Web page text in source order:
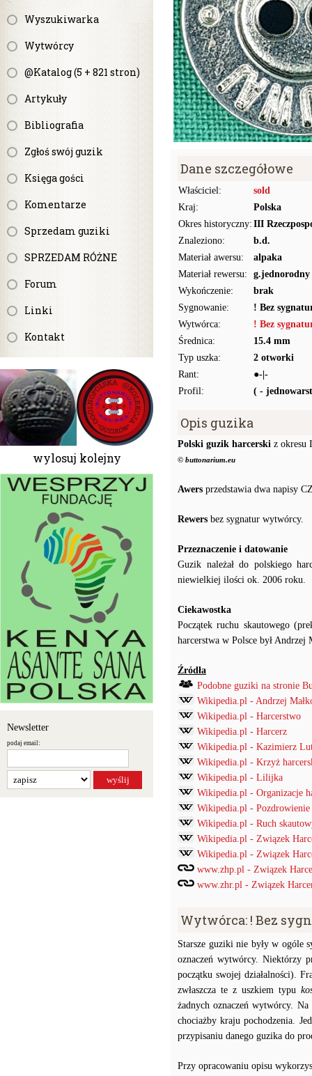
Wyszukiwarka
Wytwórcy
@Katalog (5 + 821 stron)
Artykuły
Bibliografia
Zgłoś swój guzik
Księga gości
Komentarze
Sprzedam guziki
SPRZEDAM RÓŻNE
Forum
Linki
Kontakt
wylosuj kolejny
Newsletter
podaj email:
Dane szczegółowe
Właściciel:
sold
Kraj:
Polska
Okres historyczny: III
Znaleziono:
b.d.
Materiał awersu:
alpaka
Materiał rewersu:
g.jednorodny
Wykończenie:
brak
Sygnowanie:
! Bez
Wytwórca:
! Bez
Średnica:
15.4 mm
Typ uszka:
2 otworki
Rant:
●-|-
Profil:
( -
Opis guzika
Polski guzik harcerski z okresu
© buttonarium.eu
Awers przedstawia dwa napisy
Rewers bez sygnatur wytwórcy.
Przeznaczenie i datowanie
Guzik należał do polskiego
niewielkiej ilości ok. 2006 roku.
Ciekawostka
Początek ruchu skautowego
harcerstwa w Polsce był Andrzej
Źródła
Podobne guziki na stronie
Wikipedia.pl - Andrzej
Wikipedia.pl - Harcerstwo
Wikipedia.pl - Harcerz
Wikipedia.pl - Kazimierz
Wikipedia.pl - Krzyż
Wikipedia.pl - Lilijka
Wikipedia.pl - Organizacje
Wikipedia.pl - Pozdrowienie
Wikipedia.pl - Ruch
Wikipedia.pl - Związek
Wikipedia.pl - Związek
www.zhp.pl - Związek
www.zhr.pl - Związek
Wytwórca: ! Bez
Starsze guziki nie były w ogóle
oznaczeń wytwórcy. Niektórzy
początku swojej działalności).
zwłaszcza te z uszkiem typu
żadnych oznaczeń wytwórcy.
chociażby kraju pochodzenia.
przypisaniu danego guzika do
Przy opracowaniu opisu